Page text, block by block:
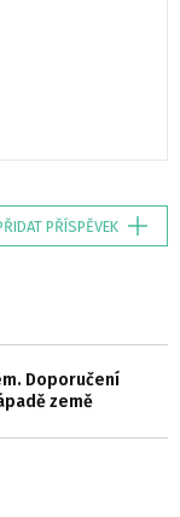
PŘÍSPĚVEK
Doporučení
země